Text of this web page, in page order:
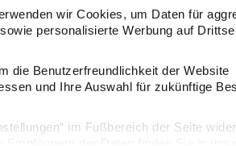
wir Cookies, um Daten für
personalisierte Werbung auf
die Benutzerfreundlichkeit der Website
und Ihre Auswahl für zukünftige
im Fußbereich der Seite
Kartenset gold/silber A7/C7Paper Poetry